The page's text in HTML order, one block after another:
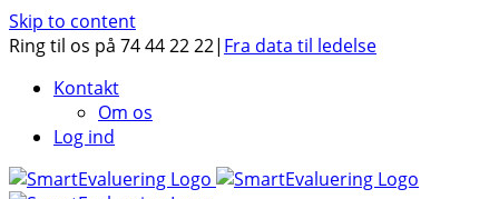
Skip to content
Ring til os på 74 44 22 22| Fra data til ledelse
Kontakt
Om os
Log ind